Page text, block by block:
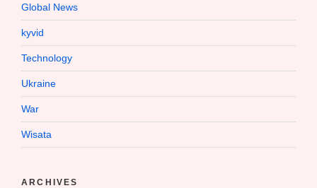
Global News
kyvid
Technology
Ukraine
War
Wisata
ARCHIVES